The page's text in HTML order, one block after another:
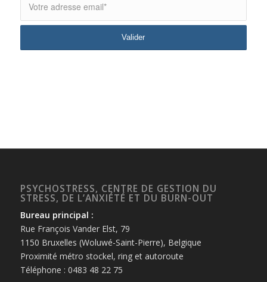
PSYCHOSTRESS, CENTRE DE GESTION DU
STRESS, DE L’ANXIÉTÉ ET DU BURN-OUT
Bureau principal :
Rue François Vander Elst, 79
1150 Bruxelles (Woluwé-Saint-Pierre), Belgique
Proximité métro stockel, ring et autoroute
Téléphone : 0483 48 22 75